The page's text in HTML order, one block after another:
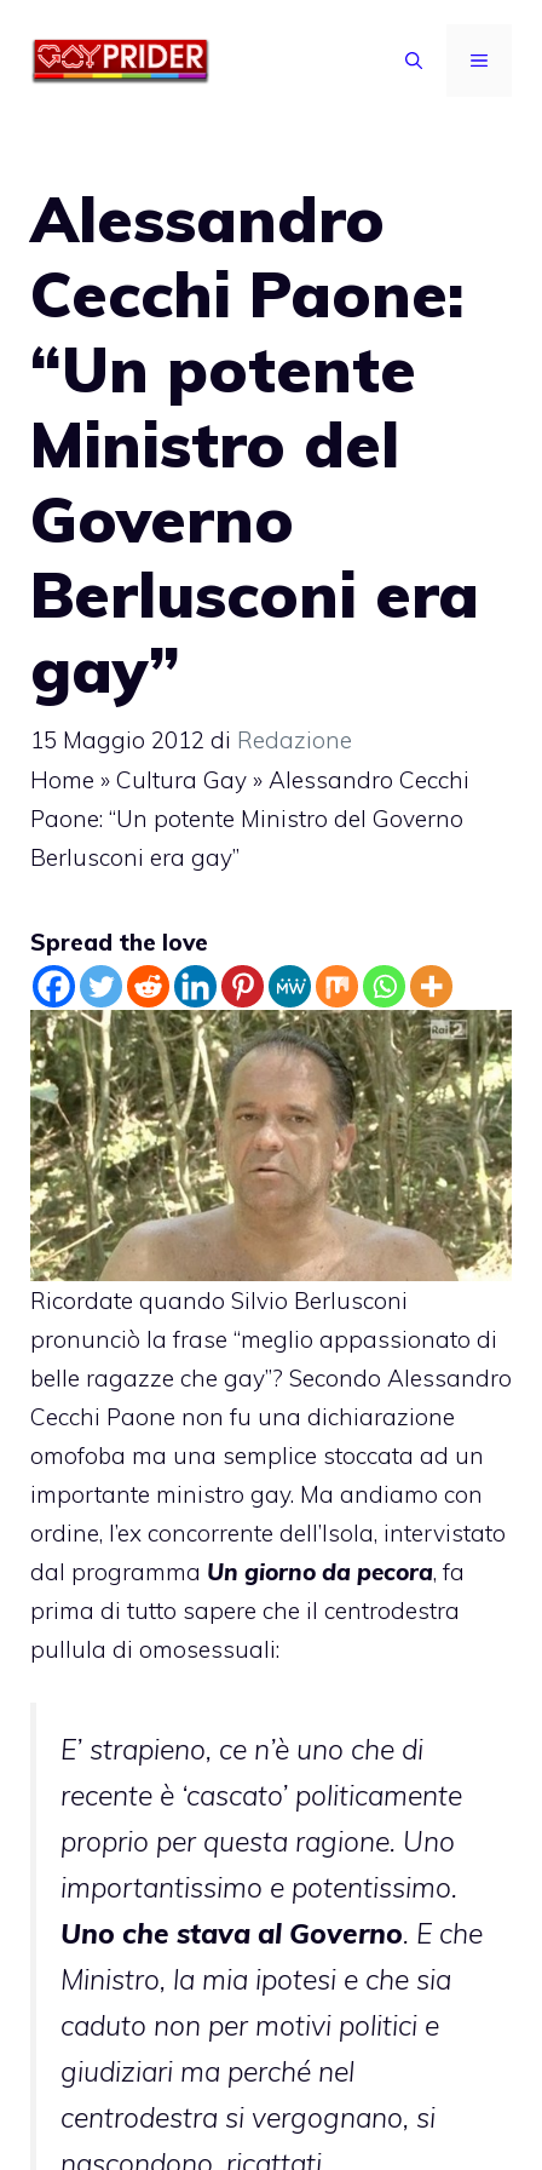
MENU
Alessandro
Cecchi Paone:
“Un potente
Ministro del
Governo
Berlusconi era
gay”
15 Maggio 2012 di Redazione
Home » Cultura Gay » Alessandro Cecchi
Paone: “Un potente Ministro del Governo
Berlusconi era gay”
Spread the love
Ricordate quando Silvio Berlusconi
pronunciò la frase “meglio appassionato di
belle ragazze che gay”? Secondo Alessandro
Cecchi Paone non fu una dichiarazione
omofoba ma una semplice stoccata ad un
importante ministro gay. Ma andiamo con
ordine, l’ex concorrente dell’Isola, intervistato
dal programma Un giorno da pecora, fa
prima di tutto sapere che il centrodestra
pullula di omosessuali:
E’ strapieno, ce n’è uno che di
recente è ‘cascato’ politicamente
proprio per questa ragione. Uno
importantissimo e potentissimo.
Uno che stava al Governo. E che
Ministro, la mia ipotesi e che sia
caduto non per motivi politici e
giudiziari ma perché nel
centrodestra si vergognano, si